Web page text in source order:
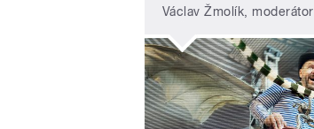
Václav Žmolík, moderátor